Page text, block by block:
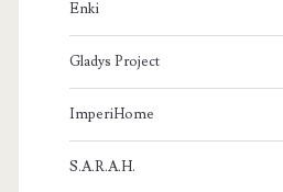
Enki
Gladys Project
ImperiHome
S.A.R.A.H.